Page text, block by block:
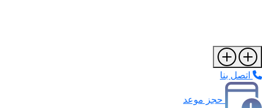
اتصل بنا
حجز موعد